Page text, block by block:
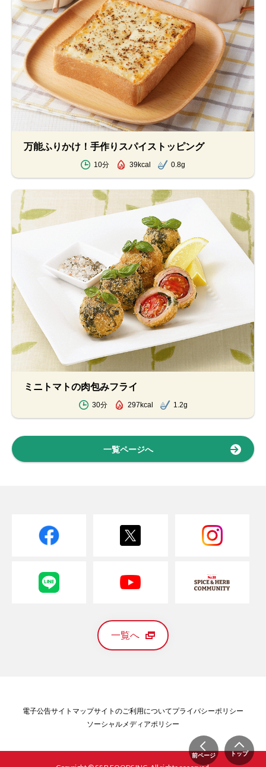
万能ふりかけ！手作りスパイストッピング
10分 39kcal 0.8g
ミニトマトの肉包みフライ
30分 297kcal 1.2g
一覧ページへ
前ページ トップ
一覧へ
電子公告サイトマップサイトのご利用についてプライバシーポリシー
ソーシャルメディアポリシー